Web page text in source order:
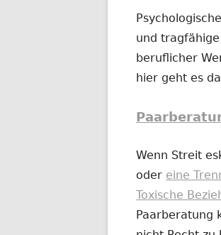
und
beruflicher
hier geht es
Wenn Streit
oder eine
Toxische
Paarberatung